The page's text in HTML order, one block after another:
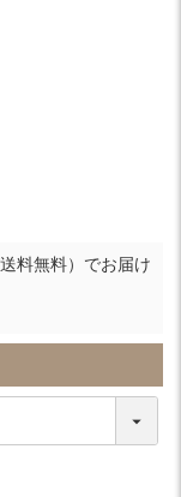
料無料） でお届け